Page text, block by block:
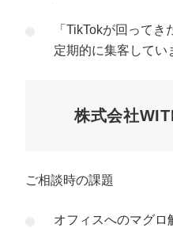
「TikTokが回って
定期的に集客してい
株式会社
ご相談時の課題
オフィスへのマグロ